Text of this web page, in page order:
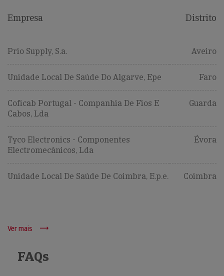
Empresa Distrito
Prio Supply, S.a. Aveiro
Unidade Local De Saúde Do Algarve, Epe Faro
Coficab Portugal - Companhia De Fios E
Cabos, Lda
Guarda
Tyco Electronics - Componentes
Electromecânicos, Lda
Évora
Unidade Local De Saúde De Coimbra, E.p.e. Coimbra
Ver mais
FAQs